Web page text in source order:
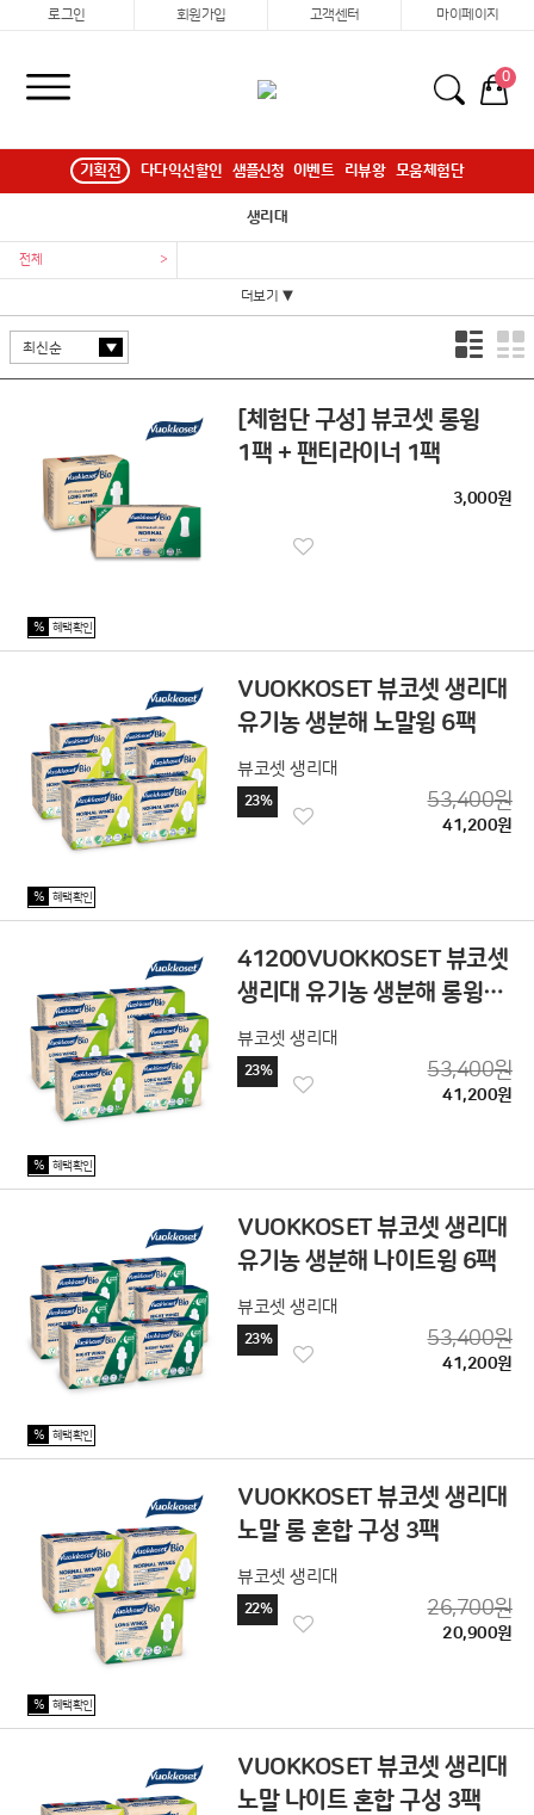
로그인 회원가입 고객센터 마이페이지
0
기획전 다다익선할인 샘플신청 이벤트 리뷰왕 모움체험단
생리대
전체 >
더보기 ▼
[체험단 구성] 뷰코셋 롱윙
1팩 + 팬티라이너 1팩
3,000원
% 혜택확인
VUOKKOSET 뷰코셋 생리대
유기농 생분해 노말윙 6팩
뷰코셋 생리대
23% 53,400원
41,200원
% 혜택확인
41200VUOKKOSET 뷰코셋
생리대 유기농 생분해 롱윙
6팩
뷰코셋 생리대
23% 53,400원
41,200원
% 혜택확인
VUOKKOSET 뷰코셋 생리대
유기농 생분해 나이트윙 6팩
뷰코셋 생리대
23% 53,400원
41,200원
% 혜택확인
VUOKKOSET 뷰코셋 생리대
노말 롱 혼합 구성 3팩
뷰코셋 생리대
22% 26,700원
20,900원
% 혜택확인
VUOKKOSET 뷰코셋 생리대
노말 나이트 혼합 구성 3팩